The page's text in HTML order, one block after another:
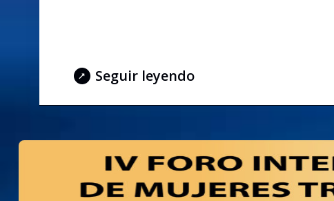
Seguir leyendo